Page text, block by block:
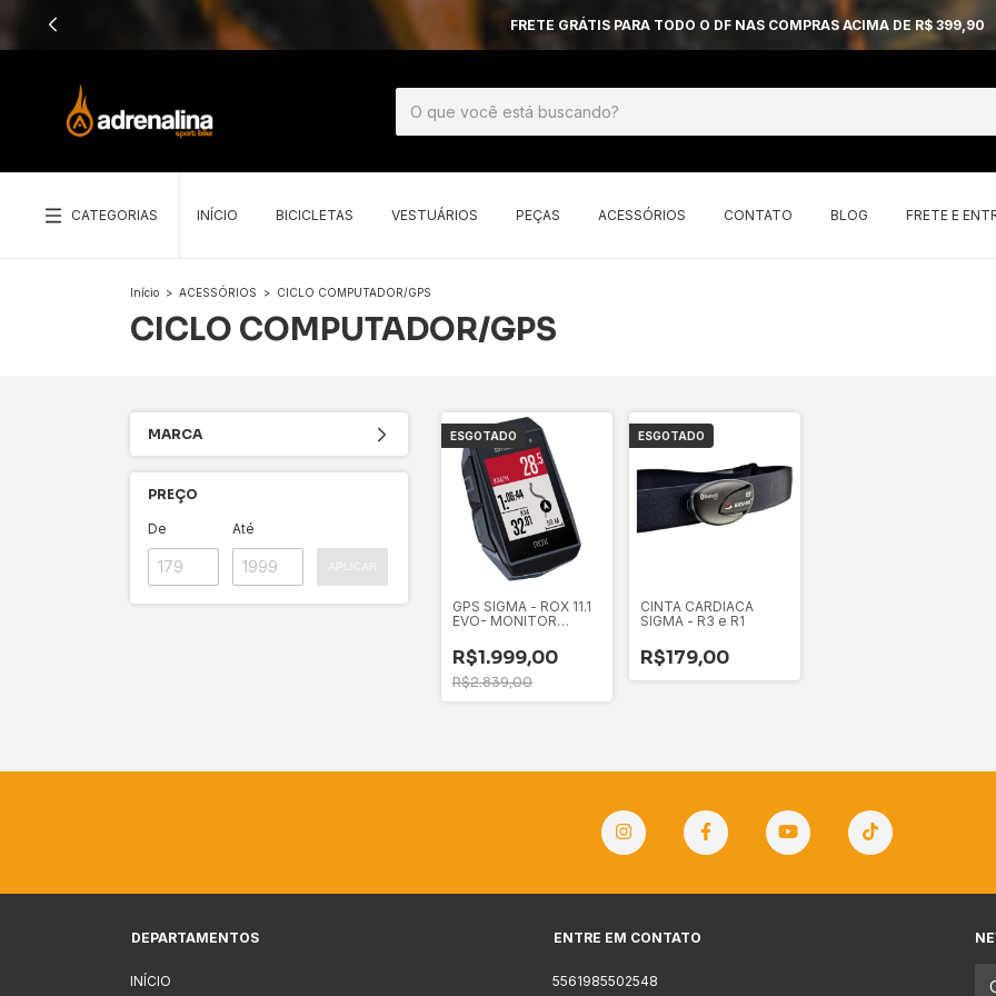
FRETE GRÁTIS PARA TODO O DF NAS COMPRAS ACIMA DE R$ 399,90
CATEGORIAS INÍCIO BICICLETAS VESTUÁRIOS PEÇAS ACESSÓRIOS CONTATO BLOG
FRETE E
Início > ACESSÓRIOS > CICLO COMPUTADOR/GPS
CICLO COMPUTADOR/GPS
MARCA
PREÇO
De Até
ESGOTADO
GPS SIGMA - ROX 11.1
EVO- MONITOR
R$1.999,00
R$2.839,00
ESGOTADO
CINTA CARDIACA
SIGMA - R3 e R1
R$179,00
DEPARTAMENTOS
INÍCIO
ENTRE EM CONTATO
5561985502548